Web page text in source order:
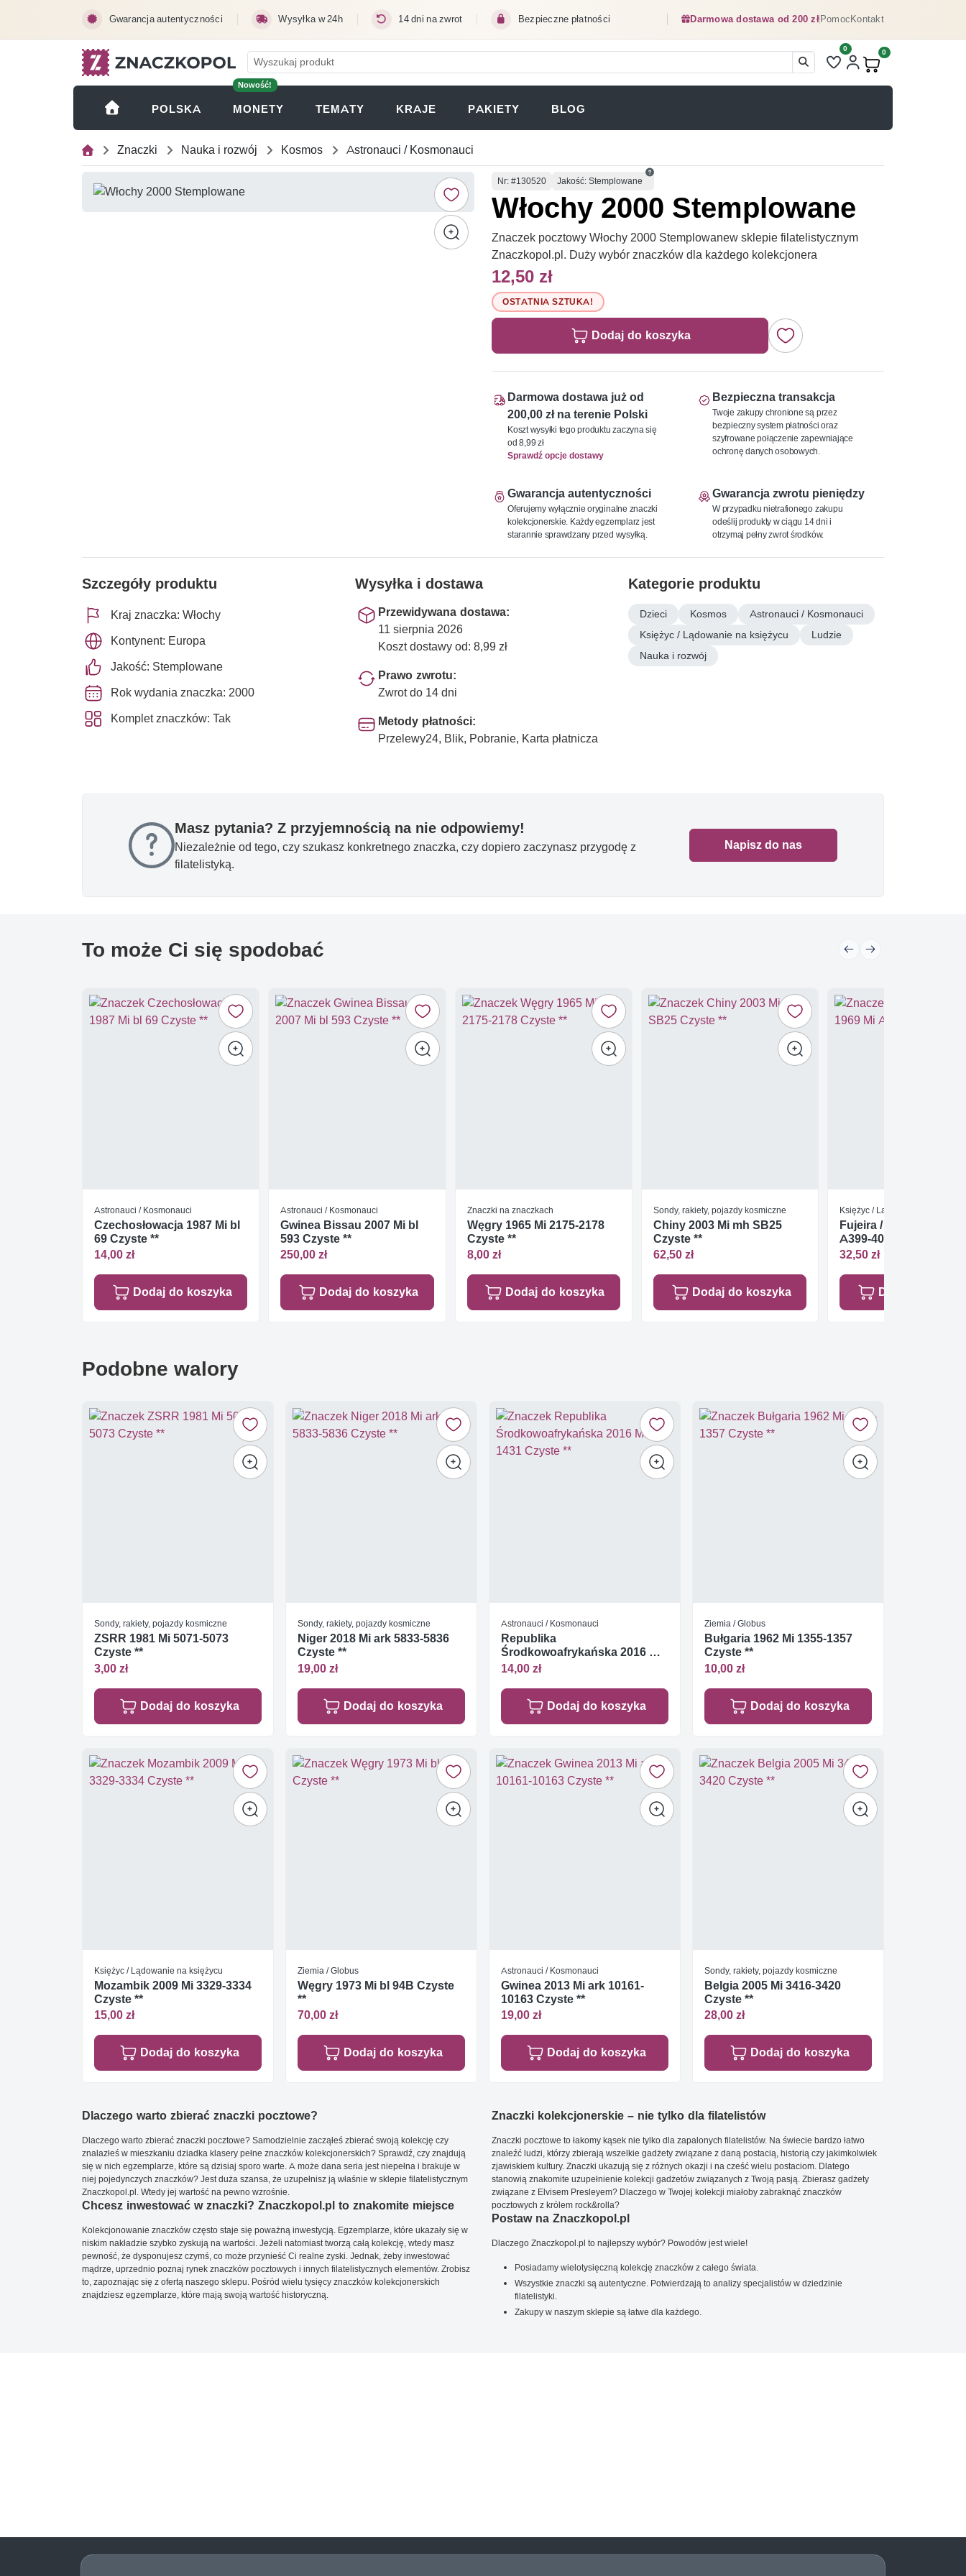
Gwarancja autentyczności Wysyłka w 24h 14 dni na zwrot Bezpieczne płatności Darmowa dostawa od 200 złPomocKontakt
Liczba pozycji na liście
0
Produkty w koszyku:
0
POLSKA
Nowość!
MONETY (OTWIERA SIĘ W NOWEJ KARCIE)
TEMATY KRAJE PAKIETY BLOG
Znaczki Nauka i rozwój Kosmos Astronauci / Kosmonauci
Numer
Nr: #130520 Jakość: Stemplowane
Włochy 2000 Stemplowane
Znaczek pocztowy Włochy 2000 Stemplowanew sklepie filatelistycznym
Znaczkopol.pl. Duży wybór znaczków dla każdego kolekcjonera
12,50 zł
OSTATNIA SZTUKA!
Dodaj do koszyka
Darmowa dostawa już od
200,00 zł na terenie Polski
Koszt wysyłki tego produktu zaczyna się
od 8,99 zł
Sprawdź opcje dostawy
Bezpieczna transakcja
Twoje zakupy chronione są przez
bezpieczny system płatności oraz
szyfrowane połączenie zapewniające
ochronę danych osobowych.
Gwarancja autentyczności
Oferujemy wyłącznie oryginalne znaczki
kolekcjonerskie. Każdy egzemplarz jest
starannie sprawdzany przed wysyłką.
Gwarancja zwrotu pieniędzy
W przypadku nietrafionego zakupu
odeślij produkty w ciągu 14 dni i
otrzymaj pełny zwrot środków.
Szczegóły produktu
Kraj znaczka: Włochy
Kontynent: Europa
Jakość: Stemplowane
Rok wydania znaczka: 2000
Komplet znaczków: Tak
Wysyłka i dostawa
Przewidywana dostawa:
11 sierpnia 2026
Koszt dostawy od: 8,99 zł
Prawo zwrotu:
Zwrot do 14 dni
Metody płatności:
Przelewy24, Blik, Pobranie, Karta płatnicza
Kategorie produktu
Dzieci Kosmos
Astronauci / Kosmonauci
Księżyc / Lądowanie na księżycu
Ludzie
Nauka i rozwój
Masz pytania? Z przyjemnością na nie odpowiemy!
Niezależnie od tego, czy szukasz konkretnego znaczka, czy dopiero zaczynasz przygodę z
filatelistyką.
Napisz do nas
To może Ci się spodobać
Astronauci / Kosmonauci
Czechosłowacja 1987 Mi bl
69 Czyste **
14,00 zł
Dodaj do koszyka
Astronauci / Kosmonauci
Gwinea Bissau 2007 Mi bl
593 Czyste **
250,00 zł
Dodaj do koszyka
Znaczki na znaczkach
Węgry 1965 Mi 2175-2178
Czyste **
8,00 zł
Dodaj do koszyka
Sondy, rakiety, pojazdy kosmiczne
Chiny 2003 Mi mh SB25
Czyste **
62,50 zł
Dodaj do koszyka
Księżyc / Lądowanie na
Fujeira / Fudżajra 1969
A399-407 Czyste **
32,50 zł
Dodaj do
Podobne walory
Sondy, rakiety, pojazdy kosmiczne
ZSRR 1981 Mi 5071-5073
Czyste **
3,00 zł
Dodaj do koszyka
Sondy, rakiety, pojazdy kosmiczne
Niger 2018 Mi ark 5833-5836
Czyste **
19,00 zł
Dodaj do koszyka
Astronauci / Kosmonauci
Republika
Środkowoafrykańska 2016 Mi
bl 1431 Czyste **
14,00 zł
Dodaj do koszyka
Ziemia / Globus
Bułgaria 1962 Mi 1355-1357
Czyste **
10,00 zł
Dodaj do koszyka
Księżyc / Lądowanie na księżycu
Mozambik 2009 Mi 3329-3334
Czyste **
15,00 zł
Dodaj do koszyka
Ziemia / Globus
Węgry 1973 Mi bl 94B Czyste
**
70,00 zł
Dodaj do koszyka
Astronauci / Kosmonauci
Gwinea 2013 Mi ark 10161-
10163 Czyste **
19,00 zł
Dodaj do koszyka
Sondy, rakiety, pojazdy kosmiczne
Belgia 2005 Mi 3416-3420
Czyste **
28,00 zł
Dodaj do koszyka
Dlaczego warto zbierać znaczki pocztowe?
Dlaczego warto zbierać znaczki pocztowe? Samodzielnie zacząłeś zbierać swoją kolekcję czy
znalazłeś w mieszkaniu dziadka klasery pełne znaczków kolekcjonerskich? Sprawdź, czy znajdują
się w nich egzemplarze, które są dzisiaj sporo warte. A może dana seria jest niepełna i brakuje w
niej pojedynczych znaczków? Jest duża szansa, że uzupełnisz ją właśnie w sklepie filatelistycznym
Znaczkopol.pl. Wtedy jej wartość na pewno wzrośnie.
Chcesz inwestować w znaczki? Znaczkopol.pl to znakomite miejsce
Kolekcjonowanie znaczków często staje się poważną inwestycją. Egzemplarze, które ukazały się w
niskim nakładzie szybko zyskują na wartości. Jeżeli natomiast tworzą całą kolekcję, wtedy masz
pewność, że dysponujesz czymś, co może przynieść Ci realne zyski. Jednak, żeby inwestować
mądrze, uprzednio poznaj rynek znaczków pocztowych i innych filatelistycznych elementów. Zrobisz
to, zapoznając się z ofertą naszego sklepu. Pośród wielu tysięcy znaczków kolekcjonerskich
znajdziesz egzemplarze, które mają swoją wartość historyczną.
Znaczki kolekcjonerskie – nie tylko dla filatelistów
Znaczki pocztowe to łakomy kąsek nie tylko dla zapalonych filatelistów. Na świecie bardzo łatwo
znaleźć ludzi, którzy zbierają wszelkie gadżety związane z daną postacią, historią czy jakimkolwiek
zjawiskiem kultury. Znaczki ukazują się z różnych okazji i na cześć wielu postaciom. Dlatego
stanowią znakomite uzupełnienie kolekcji gadżetów związanych z Twoją pasją. Zbierasz gadżety
związane z Elvisem Presleyem? Dlaczego w Twojej kolekcji miałoby zabraknąć znaczków
pocztowych z królem rock&rolla?
Postaw na Znaczkopol.pl
Dlaczego Znaczkopol.pl to najlepszy wybór? Powodów jest wiele!
Posiadamy wielotysięczną kolekcję znaczków z całego świata.
Wszystkie znaczki są autentyczne. Potwierdzają to analizy specjalistów w dziedzinie
filatelistyki.
Zakupy w naszym sklepie są łatwe dla każdego.